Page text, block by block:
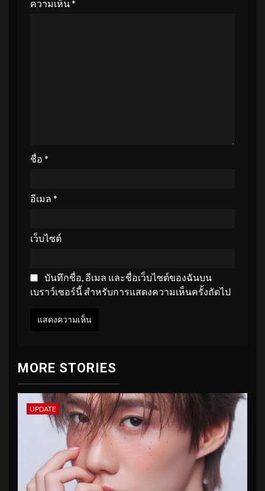
ความเห็น*
ชื่อ *
อีเมล *
เว็บไซต์
บันทึกชื่อ, อีเมล และชื่อเว็บไซต์ของฉันบน
เบราว์เซอร์นี้ สำหรับการแสดงความเห็นครั้งถัดไป
MORE STORIES
UPDATE